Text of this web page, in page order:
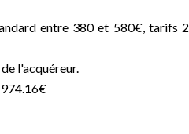
entre 380 et 580€, tarifs
l'acquéreur.